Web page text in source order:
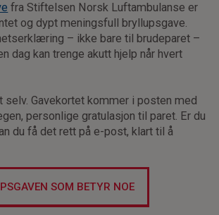
fra Stiftelsen Norsk Luftambulanse er
og dypt meningsfull bryllupsgave.
– ikke bare til brudeparet –
dag kan trenge akutt hjelp når hvert
selv. Gavekortet kommer i posten med
personlige gratulasjon til paret. Er du
du få det rett på e-post, klart til å
SOM BETYR NOE